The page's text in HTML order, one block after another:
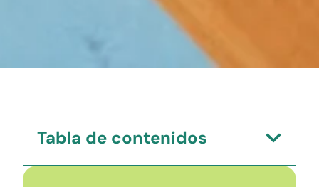
Tabla de contenidos